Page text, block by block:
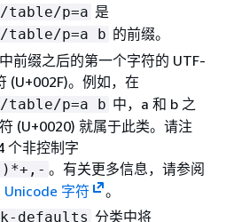
table/p=a 是
table/p=a b 的前缀。
前缀之后的第一个字符的 UTF-
(U+002F)。例如，在
table/p=a b 中，a 和 b 之
(U+0020) 就属于此类。请注
个非控制字
。有关更多信息，请参阅
Unicode 字符
。
defaults 分类中将